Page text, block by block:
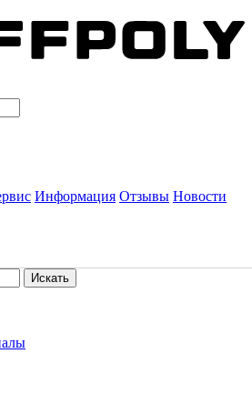
Информация Отзывы Новости
Искать